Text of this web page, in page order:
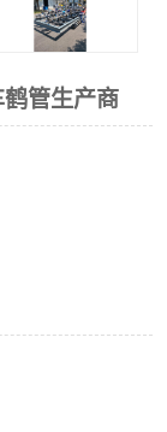
管生产商